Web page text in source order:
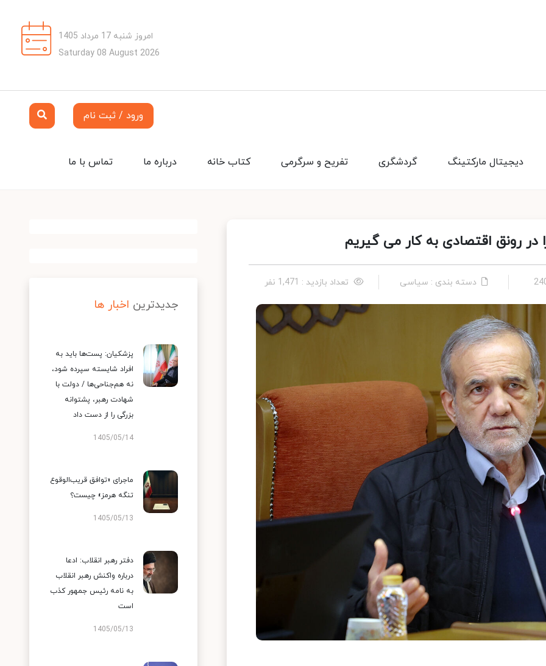
امروز شنبه 17 مرداد 1405
Saturday 08 August 2026
ورود / ثبت نام
تماس با ما درباره ما کتاب خانه تفریح و سرگرمی گردشگری دیجیتال مارکتینگ
رونق اقتصادی به کار می گیریم
دسته بندی : سیاسی تعداد بازدید : 1,471 نفر
جدیدترین اخبار ها
پزشکیان: پست‌ها باید به
افراد شایسته سپرده شود،
نه هم‌جناحی‌ها / دولت با
شهادت رهبر، پشتوانه
بزرگی را از دست داد
1405/05/14
ماجرای «توافق قریب‌الوقوع
تنگه هرمز» چیست؟
1405/05/13
دفتر رهبر انقلاب: ادعا
درباره واکنش رهبر انقلاب
به نامه رئیس جمهور کذب
است
1405/05/13